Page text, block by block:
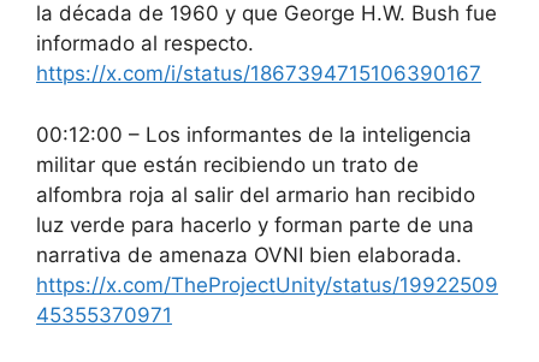
la década de 1960 y que George H.W. Bush fue
informado al respecto.
https://x.com/i/status/1867394715106390167
00:12:00 – Los informantes de la inteligencia
militar que están recibiendo un trato de
alfombra roja al salir del armario han recibido
luz verde para hacerlo y forman parte de una
narrativa de amenaza OVNI bien elaborada.
https://x.com/TheProjectUnity/status/19922509
45355370971